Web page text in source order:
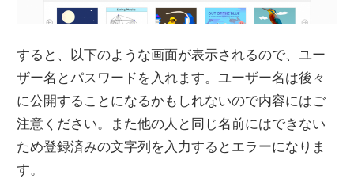
すると、以下のような画面が表示されるので、ユー
ザー名とパスワードを入れます。ユーザー名は後々
に公開することになるかもしれないので内容にはご
注意ください。また他の人と同じ名前にはできない
ため登録済みの文字列を入力するとエラーになりま
す。